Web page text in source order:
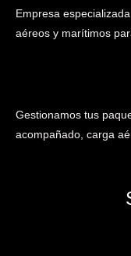
Empresa
aéreos y marítimos
Gestionamos tus
acompañado, carga